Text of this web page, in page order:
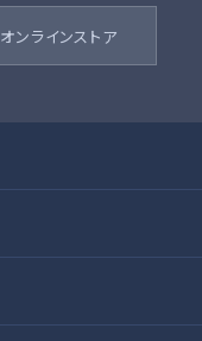
オンラインストア